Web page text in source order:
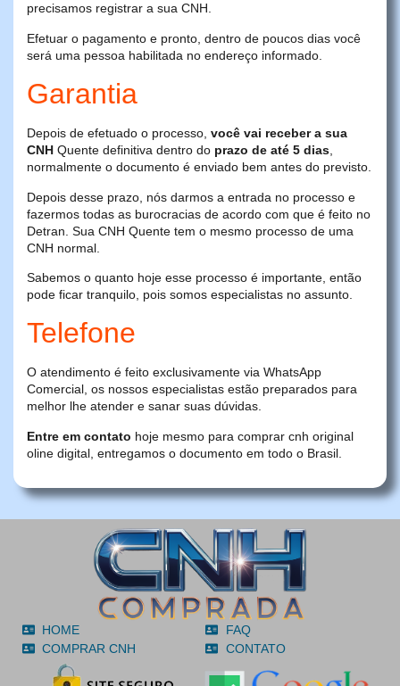
precisamos registrar a sua CNH.
Efetuar o pagamento e pronto, dentro de poucos dias você
será uma pessoa habilitada no endereço informado.
Garantia
Depois de efetuado o processo, você vai receber a sua
CNH Quente definitiva dentro do prazo de até 5 dias,
normalmente o documento é enviado bem antes do previsto.
Depois desse prazo, nós darmos a entrada no processo e
fazermos todas as burocracias de acordo com que é feito no
Detran. Sua CNH Quente tem o mesmo processo de uma
CNH normal.
Sabemos o quanto hoje esse processo é importante, então
pode ficar tranquilo, pois somos especialistas no assunto.
Telefone
O atendimento é feito exclusivamente via WhatsApp
Comercial, os nossos especialistas estão preparados para
melhor lhe atender e sanar suas dúvidas.
Entre em contato hoje mesmo para comprar cnh original
oline digital, entregamos o documento em todo o Brasil.
HOME
COMPRAR CNH
FAQ
CONTATO